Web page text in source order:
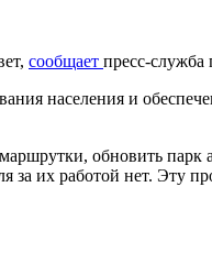
сообщает пресс-служба
населения и
обновить парк
за их работой нет. Эту